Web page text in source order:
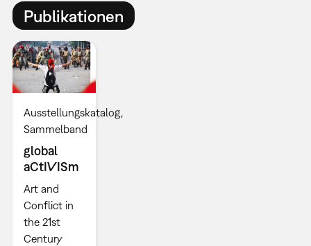
Publikationen
Ausstellungskatalog
Sammelband
global
aCtIVISm
Art and
Conflict in
the 21st
Century